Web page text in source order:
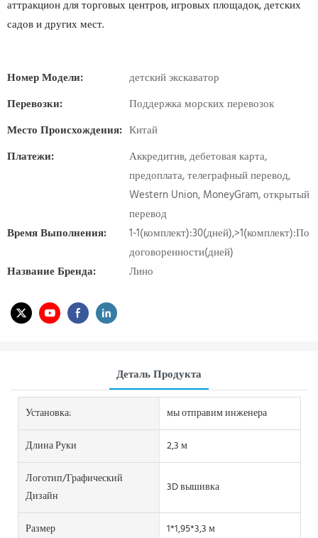
аттракцион для торговых центров, игровых площадок, детских
садов и других мест.
Номер Модели:
детский экскаватор
Перевозки:
Поддержка морских перевозок
Место Происхождения: Китай
Платежи:
Аккредитив, дебетовая карта,
предоплата, телеграфный перевод,
Western Union, MoneyGram, открытый
перевод
Время Выполнения:
1-1(комплект):30(дней),>1(комплект):По
договоренности(дней)
Название Бренда:
Лино
Деталь Продукта
Установка:
мы отправим инженера
Длина Руки
2,3 м
Логотип/графический
Дизайн
3D вышивка
Размер
1*1,95*3,3 м